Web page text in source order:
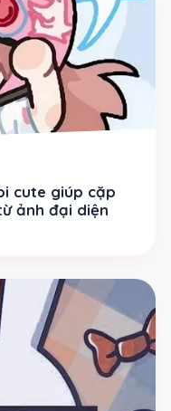
cute giúp cặp
ảnh đại diện